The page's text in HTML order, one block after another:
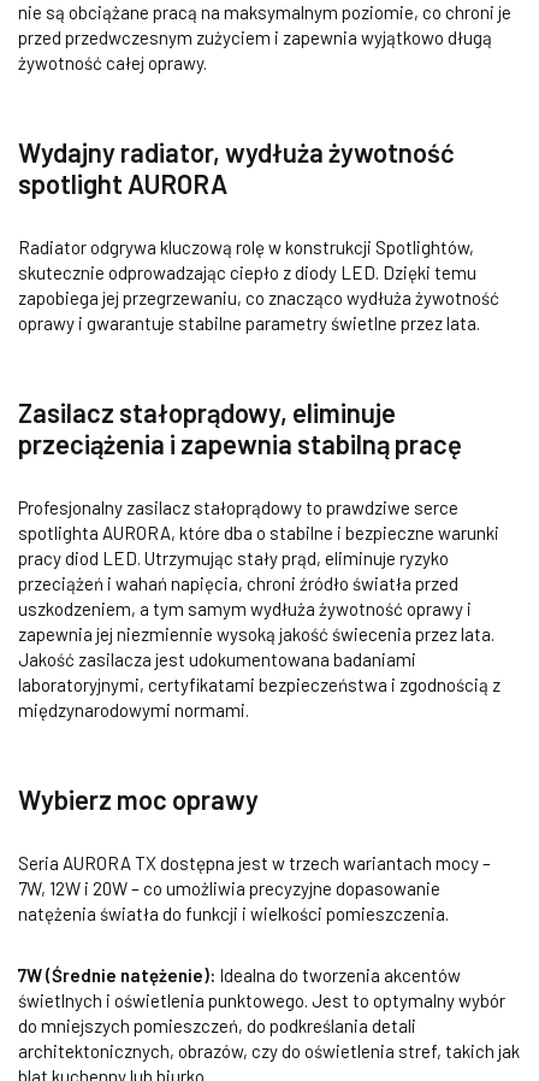
nie są obciążane pracą na maksymalnym poziomie, co chroni je
przed przedwczesnym zużyciem i zapewnia wyjątkowo długą
żywotność całej oprawy.
Wydajny radiator, wydłuża żywotność
spotlight AURORA
Radiator odgrywa kluczową rolę w konstrukcji Spotlightów,
skutecznie odprowadzając ciepło z diody LED. Dzięki temu
zapobiega jej przegrzewaniu, co znacząco wydłuża żywotność
oprawy i gwarantuje stabilne parametry świetlne przez lata.
Zasilacz stałoprądowy, eliminuje
przeciążenia i zapewnia stabilną pracę
Profesjonalny zasilacz stałoprądowy to prawdziwe serce
spotlighta AURORA, które dba o stabilne i bezpieczne warunki
pracy diod LED. Utrzymując stały prąd, eliminuje ryzyko
przeciążeń i wahań napięcia, chroni źródło światła przed
uszkodzeniem, a tym samym wydłuża żywotność oprawy i
zapewnia jej niezmiennie wysoką jakość świecenia przez lata.
Jakość zasilacza jest udokumentowana badaniami
laboratoryjnymi, certyfikatami bezpieczeństwa i zgodnością z
międzynarodowymi normami.
Wybierz moc oprawy
Seria AURORA TX dostępna jest w trzech wariantach mocy –
7W, 12W i 20W – co umożliwia precyzyjne dopasowanie
natężenia światła do funkcji i wielkości pomieszczenia.
7W (Średnie natężenie): Idealna do tworzenia akcentów
świetlnych i oświetlenia punktowego. Jest to optymalny wybór
do mniejszych pomieszczeń, do podkreślania detali
architektonicznych, obrazów, czy do oświetlenia stref, takich jak
blat kuchenny lub biurko.